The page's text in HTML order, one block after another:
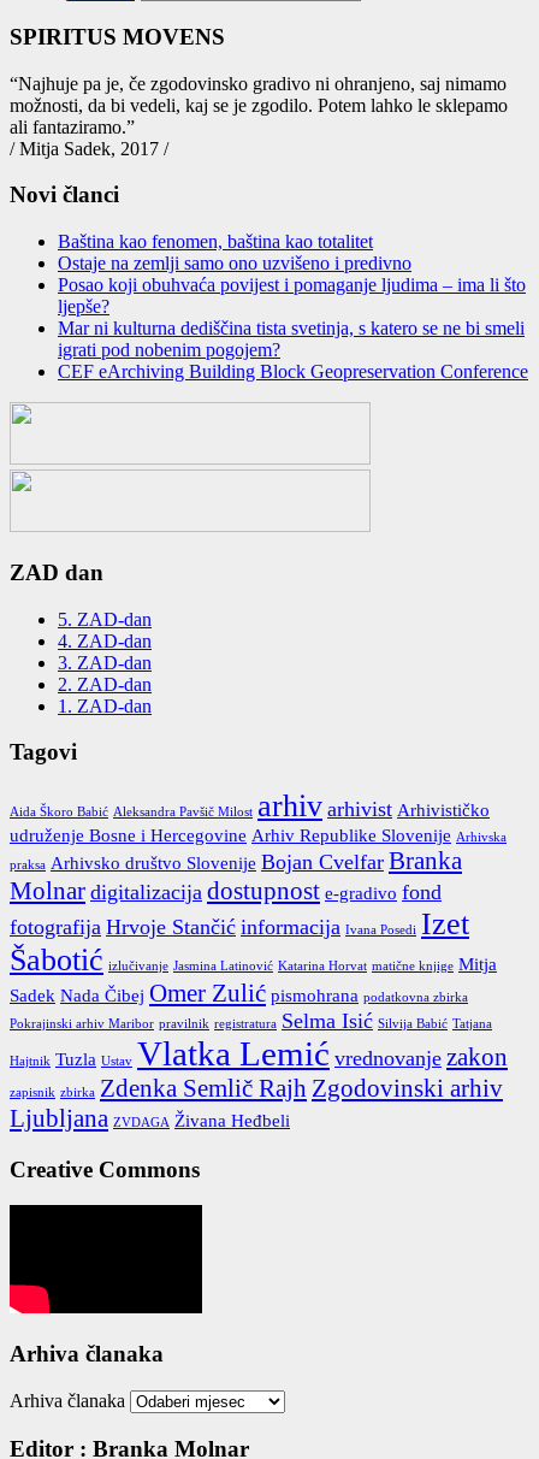
SPIRITUS MOVENS
“Naj­hu­je pa je, če zgo­do­vin­sko gra­di­vo ni ohra­nje­no, saj nima­mo
mož­nos­ti, da bi vede­li, kaj se je zgo­di­lo. Potem lah­ko le skle­pa­mo
ali fan­ta­zi­ra­mo.”
/ Mitja Sadek, 2017 /
Novi članci
Baština kao fenomen, baština kao totalitet
Ostaje na zemlјi samo ono uzvišeno i predivno
Posao koji obuhvaća povijest i pomaganje ljudima – ima li što
ljepše?
Mar ni kulturna dediščina tista svetinja, s katero se ne bi smeli
igrati pod nobenim pogojem?
CEF eArchiving Building Block Geopreservation Conference
ZAD dan
5. ZAD-dan
4. ZAD-dan
3. ZAD-dan
2. ZAD-dan
1. ZAD-dan
Tagovi
Aida Škoro Babić Aleksandra Pavšič Milost arhiv arhivist Arhivističko
udruženje Bosne i Hercegovine Arhiv Republike Slovenije Arhivska
praksa Arhivsko društvo Slovenije Bojan Cvelfar Branka
Molnar digitalizacija dostupnost e-gradivo fond
fotografija Hrvoje Stančić informacija Ivana Posedi Izet
Šabotić izlučivanje Jasmina Latinović Katarina Horvat matične knjige Mitja
Sadek Nada Čibej Omer Zulić pismohrana podatkovna zbirka
Pokrajinski arhiv Maribor pravilnik registratura Selma Isić Silvija Babić Tatjana
Hajtnik Tuzla Ustav Vlatka Lemić vrednovanje zakon
zapisnik zbirka Zdenka Semlič Rajh Zgodovinski arhiv
Ljubljana ZVDAGA Živana Heđbeli
Creative Commons
Arhiva članaka
Arhiva članaka
Editor : Branka Molnar